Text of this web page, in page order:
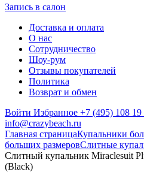
Запись в салон
Доставка и оплата
О нас
Сотрудничество
Шоу-рум
Отзывы покупателей
Политика
Возврат и обмен
Войти Избранное +7 (495) 108 19
info@crazybeach.ru
Главная страницаКупальники
больших размеровСлитные
Слитный купальник Miraclesuit
(Black)